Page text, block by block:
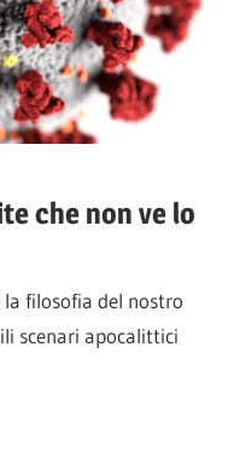
che non ve lo
filosofia del nostro
scenari apocalittici